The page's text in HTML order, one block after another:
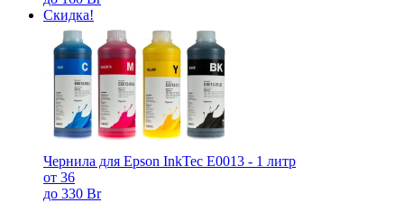
Скидка!
Чернила для Epson InkTec E0013 - 1 литр
от 36
до 330 Br